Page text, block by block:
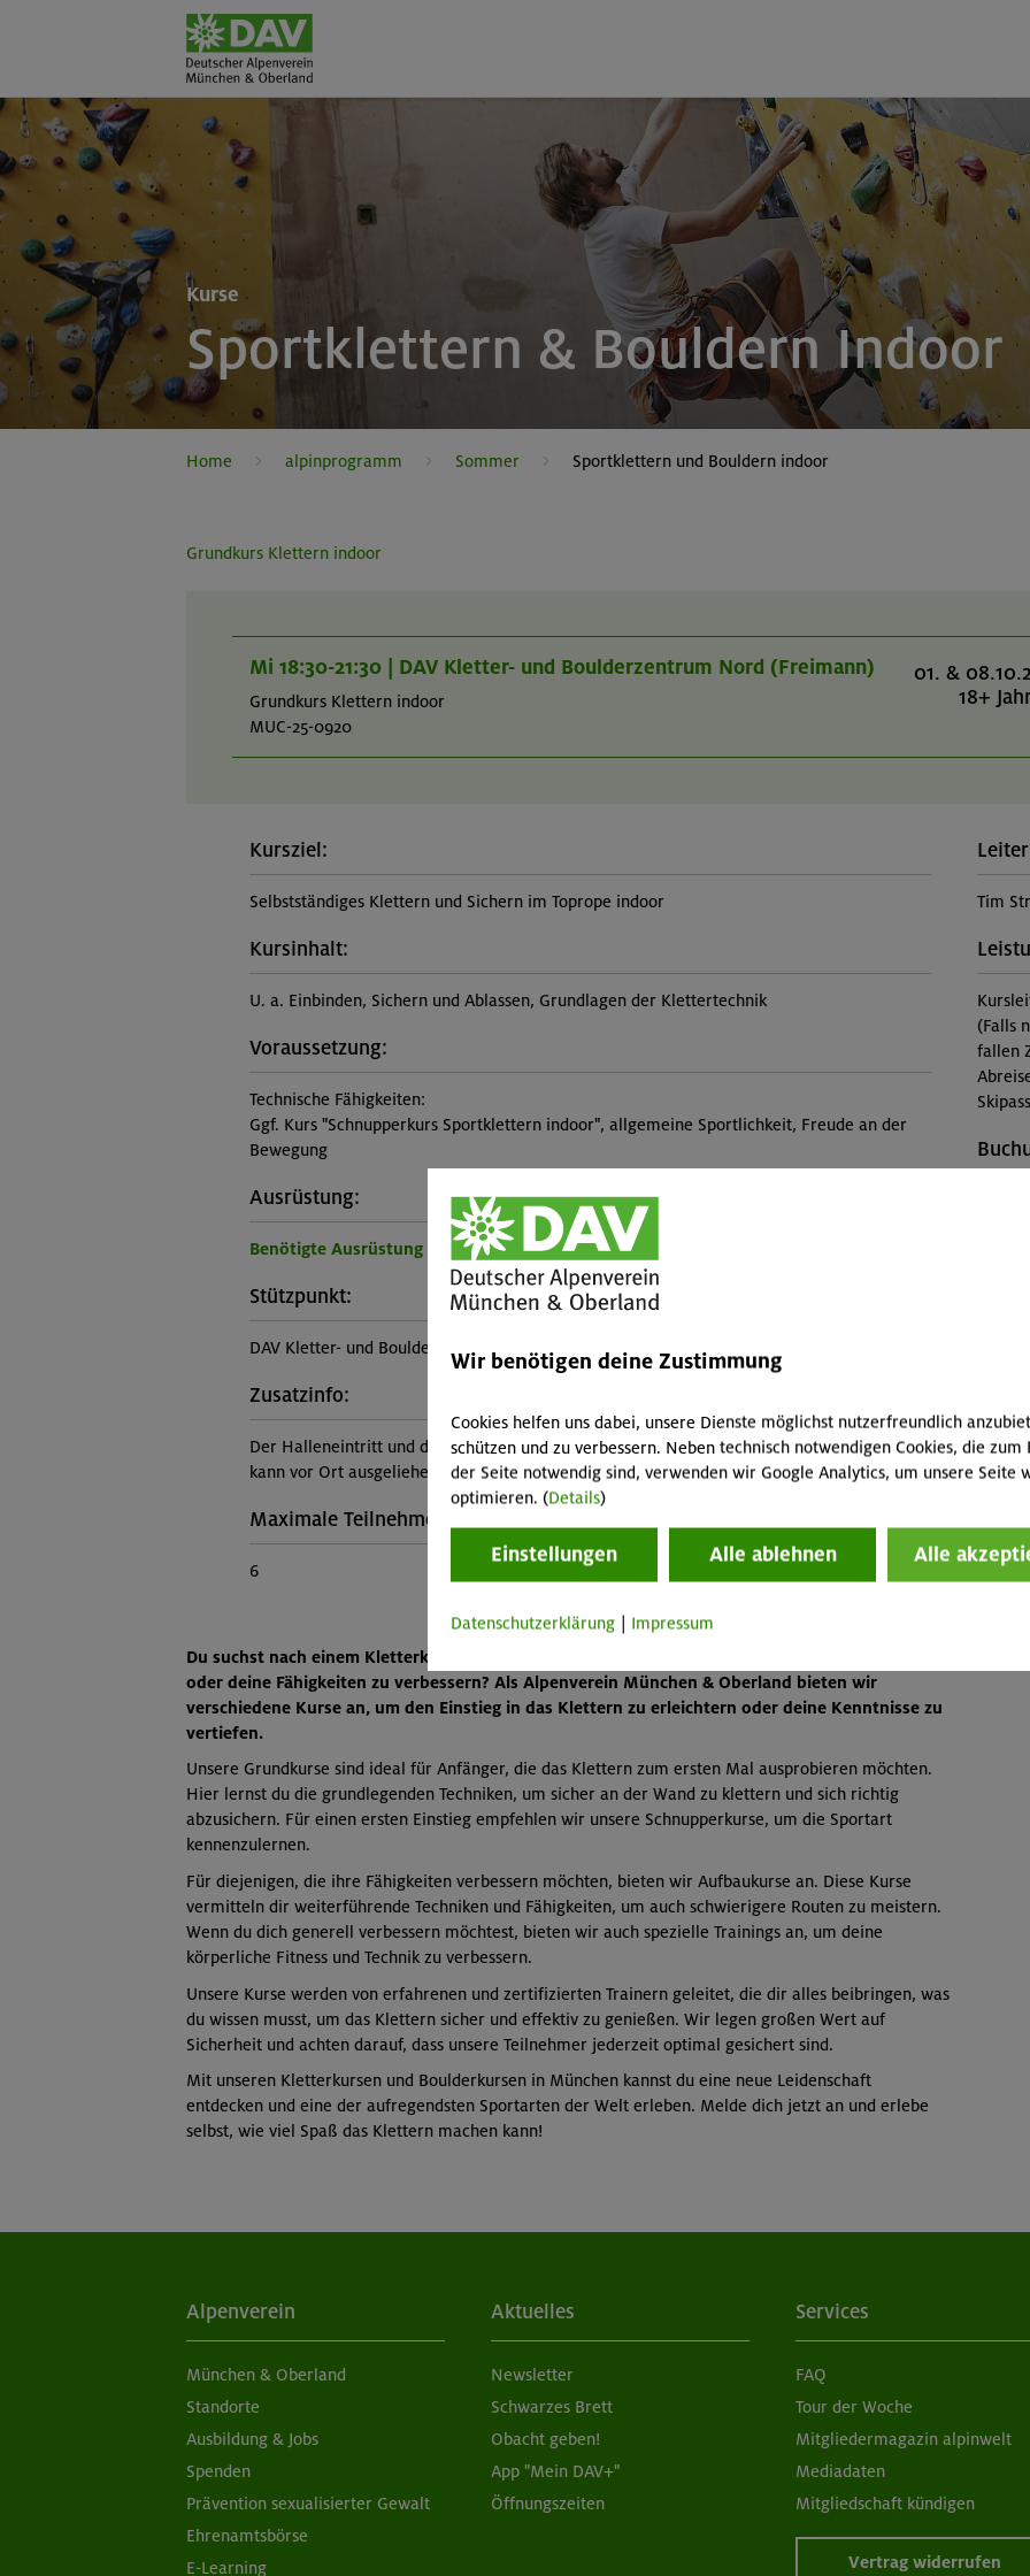
Sportklettern & Bouldern Indoor
Kurse
Home alpinprogramm Sommer Sportklettern und Bouldern indoor
Grundkurs Klettern indoor
Mi 18:30-21:30 | DAV Kletter- und Boulderzentrum Nord (Freimann)
Grundkurs Klettern indoor
MUC-25-0920
01. &
18+
Kursziel:
Selbstständiges Klettern und Sichern im Toprope indoor
Kursinhalt:
U. a. Einbinden, Sichern und Ablassen, Grundlagen der Klettertechnik
Voraussetzung:
Technische Fähigkeiten:
Ggf. Kurs "Schnupperkurs Sportklettern indoor", allgemeine Sportlichkeit, Freude an der
Bewegung
Ausrüstung:
Benötigte Ausrüstung für diese Veranstaltung
Stützpunkt:
DAV Kletter- und Boulderzentrum Nord (Freimann)
Zusatzinfo:
Der Halleneintritt und die Ausrüstung sind nicht im Kurspreis enthalten. Die Ausrüstung
kann vor Ort ausgeliehen werden.
Maximale Teilnehmerzahl:
6
Tim
(Falls
fallen
mehr
Du suchst nach einem Kletterkurs in München, um in diese aufregende Sportart einzusteigen
oder deine Fähigkeiten zu verbessern? Als Alpenverein München & Oberland bieten wir
verschiedene Kurse an, um den Einstieg in das Klettern zu erleichtern oder deine Kenntnisse zu
vertiefen.
Unsere Grundkurse sind ideal für Anfänger, die das Klettern zum ersten Mal ausprobieren möchten.
Hier lernst du die grundlegenden Techniken, um sicher an der Wand zu klettern und sich richtig
abzusichern. Für einen ersten Einstieg empfehlen wir unsere Schnupperkurse, um die Sportart
kennenzulernen.
Für diejenigen, die ihre Fähigkeiten verbessern möchten, bieten wir Aufbaukurse an. Diese Kurse
vermitteln dir weiterführende Techniken und Fähigkeiten, um auch schwierigere Routen zu meistern.
Wenn du dich generell verbessern möchtest, bieten wir auch spezielle Trainings an, um deine
körperliche Fitness und Technik zu verbessern.
Unsere Kurse werden von erfahrenen und zertifizierten Trainern geleitet, die dir alles beibringen, was
du wissen musst, um das Klettern sicher und effektiv zu genießen. Wir legen großen Wert auf
Sicherheit und achten darauf, dass unsere Teilnehmer jederzeit optimal gesichert sind.
Mit unseren Kletterkursen und Boulderkursen in München kannst du eine neue Leidenschaft
entdecken und eine der aufregendsten Sportarten der Welt erleben. Melde dich jetzt an und erlebe
selbst, wie viel Spaß das Klettern machen kann!
Alpenverein
München & Oberland
Standorte
Ausbildung & Jobs
Spenden
Prävention sexualisierter Gewalt
Ehrenamtsbörse
E-Learning
Aktuelles
Newsletter
Schwarzes Brett
Obacht geben!
App "Mein DAV+"
Öffnungszeiten
Services
FAQ
Tour der Woche
Mitgliedermagazin alpinwelt
Mediadaten
Mitgliedschaft kündigen
Vertrag widerrufen
Wir benötigen deine Zustimmung
Cookies helfen uns dabei, unsere Dienste möglichst nutzerfreundlich
schützen und zu verbessern. Neben technisch notwendigen Cookies, die zum
der Seite notwendig sind, verwenden wir Google Analytics, um unsere Seite
optimieren. (Details)
Einstellungen Alle ablehnen Alle
Datenschutzerklärung Impressum